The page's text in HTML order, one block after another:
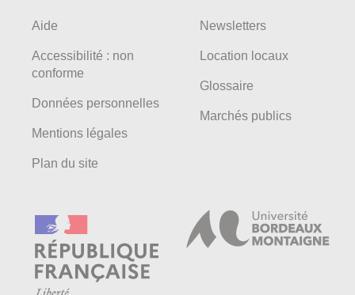
Aide
Accessibilité : non
conforme
Données personnelles
Mentions légales
Plan du site
Newsletters
Location locaux
Glossaire
Marchés publics